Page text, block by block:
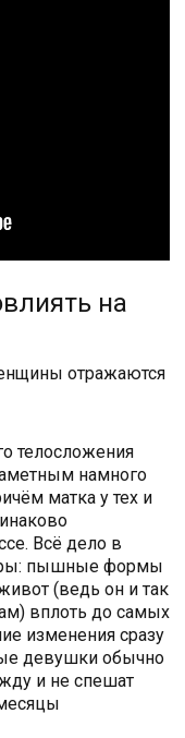
на
отражаются
телосложения
намного
матка у тех и
Всё дело в
пышные формы
(ведь он и так
вплоть до самых
изменения сразу
девушки обычно
и не спешат